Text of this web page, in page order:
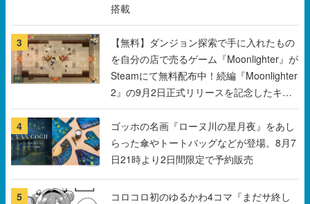
搭載
3
【無料】ダンジョン探索で手に入れたもの
を自分の店で売るゲーム『Moonlighter』が
Steamにて無料配布中！続編『Moonlighter
2』の9月2日正式リリースを記念したキャ
ンペーン
4
ゴッホの名画『ローヌ川の星月夜』をあし
らった傘やトートバッグなどが登場。8月7
日21時より2日間限定で予約販売
5
コロコロ初のゆるかわ4コマ『まだサ終し